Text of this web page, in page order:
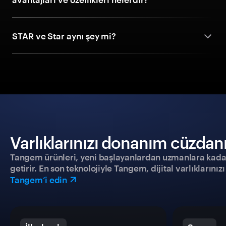
STAR ve Star aynı şey mi?
Varlıklarınızı donanım
Tangem ürünleri, yeni başlayanlardan uzmanlara
getirir. En son teknolojiyle Tangem, dijital
Tangem’i edin